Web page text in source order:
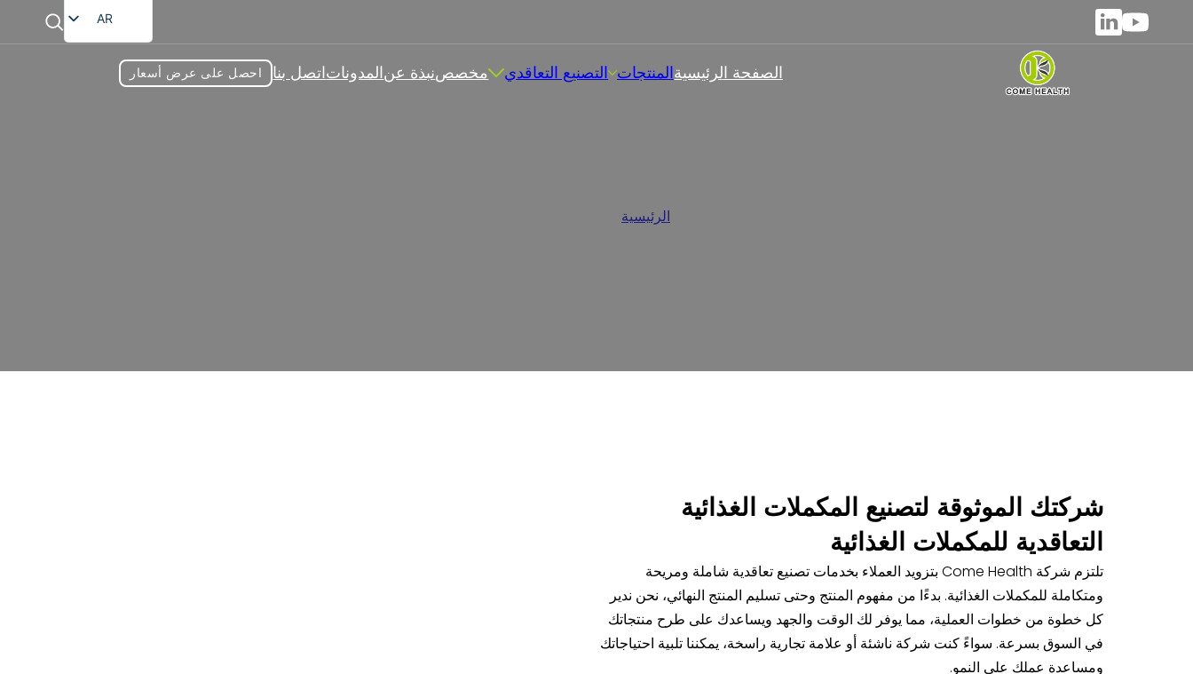
AR
EN
الصفحة الرئيسيةالمنتجات التصنيع التعاقدي مخصصنبذة عنالمدوناتاتصل بنا احصل على عرض أسعار
الرئيسية
شركتك الموثوقة لتصنيع المكملات الغذائية
التعاقدية للمكملات الغذائية
تلتزم شركة Come Health بتزويد العملاء بخدمات تصنيع تعاقدية شاملة ومريحة
ومتكاملة للمكملات الغذائية. بدءًا من مفهوم المنتج وحتى تسليم المنتج النهائي، نحن ندير
كل خطوة من خطوات العملية، مما يوفر لك الوقت والجهد ويساعدك على طرح منتجاتك
في السوق بسرعة. سواءً كنت شركة ناشئة أو علامة تجارية راسخة، يمكننا تلبية احتياجاتك
ومساعدة عملك على النمو.